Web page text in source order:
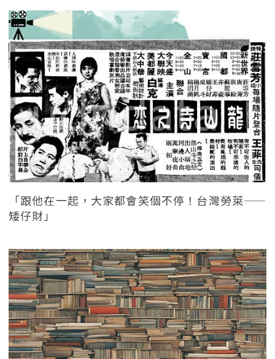
「跟他在一起，大家都會笑個不停！台灣勞萊——
矮仔財」